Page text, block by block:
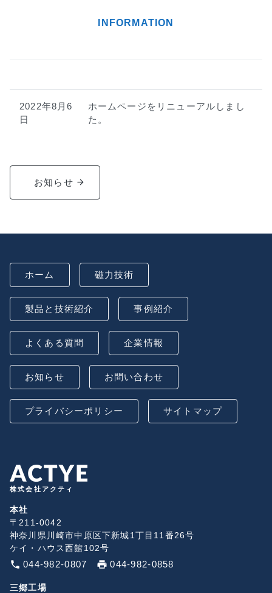
INFORMATION
2022年8月6
日
ホームページをリニューアルしまし
た。
お知らせ
ホーム 磁力技術
製品と技術紹介 事例紹介
よくある質問 企業情報
お知らせ お問い合わせ
プライバシーポリシー サイトマップ
株式会社アクティ
本社
〒211-0042
神奈川県川崎市中原区下新城1丁目11番26号
ケイ・ハウス西館102号
phone 044-982-0807 print 044-982-0858
三郷工場